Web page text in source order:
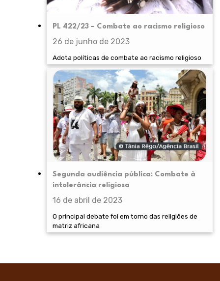
PL 422/23 – Combate ao racismo religioso
26 de junho de 2023
Adota políticas de combate ao racismo religioso
Segunda audiência pública: Combate à
intolerância religiosa
16 de abril de 2023
O principal debate foi em torno das religiões de
matriz africana